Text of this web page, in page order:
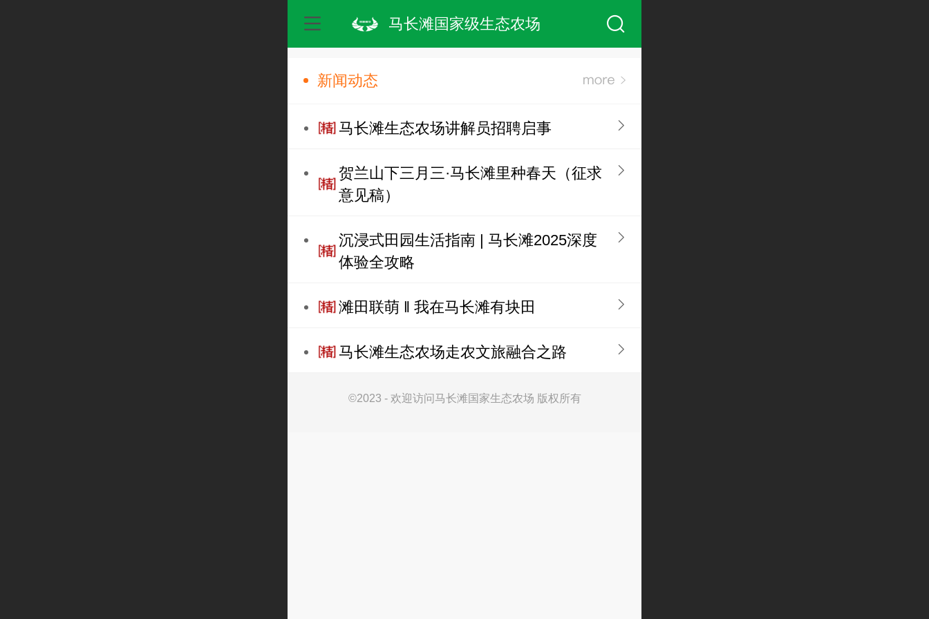
马长滩国家级生态农场
新闻动态
马长滩生态农场讲解员招聘启事
贺兰山下三月三·马长滩里种春天（征求
意见稿）
沉浸式田园生活指南 | 马长滩2025深度
体验全攻略
滩田联萌 ‖ 我在马长滩有块田
马长滩生态农场走农文旅融合之路
©2023 - 欢迎访问马长滩国家生态农场 版权所有